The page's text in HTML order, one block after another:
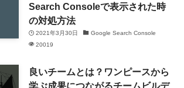
Search Consoleで表示された時
の対処方法
2021年3月30日
Google Search Console
20019
良いチームとは？ワンピースから
学ぶ成果につながるチームビルデ